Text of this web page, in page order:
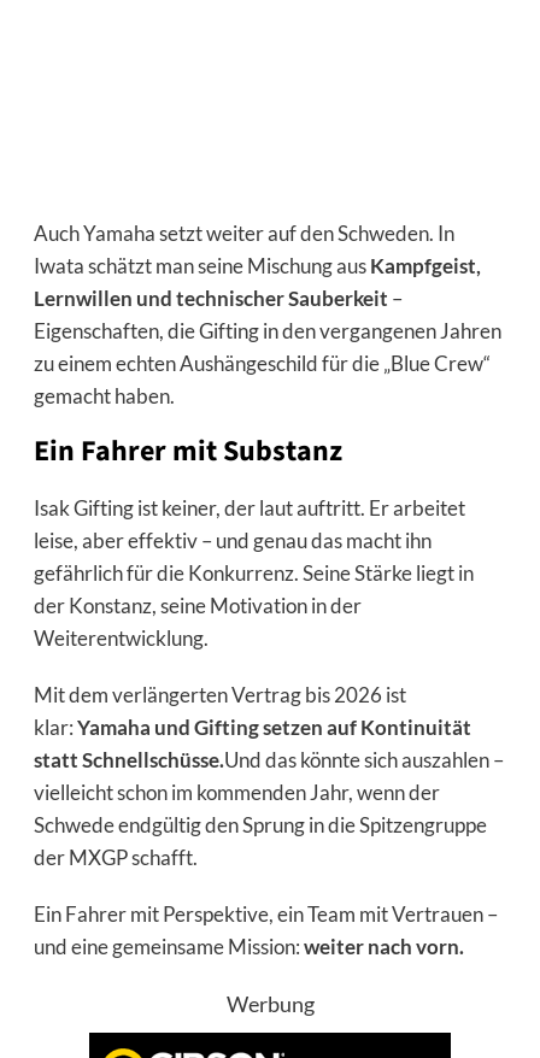
Auch Yamaha setzt weiter auf den Schweden. In
Iwata schätzt man seine Mischung ausKampfgeist,
Lernwillen und technischer Sauberkeit –
Eigenschaften, die Gifting in den vergangenen Jahren
zu einem echten Aushängeschild für die „Blue Crew“
gemacht haben.
Ein Fahrer mit Substanz
Isak Gifting ist keiner, der laut auftritt. Er arbeitet
leise, aber effektiv – und genau das macht ihn
gefährlich für die Konkurrenz. Seine Stärke liegt in
der Konstanz, seine Motivation in der
Weiterentwicklung.
Mit dem verlängerten Vertrag bis 2026 ist
klar:Yamaha und Gifting setzen auf Kontinuität
statt Schnellschüsse.Und das könnte sich auszahlen –
vielleicht schon im kommenden Jahr, wenn der
Schwede endgültig den Sprung in die Spitzengruppe
der MXGP schafft.
Ein Fahrer mit Perspektive, ein Team mit Vertrauen –
und eine gemeinsame Mission:weiter nach vorn.
Werbung